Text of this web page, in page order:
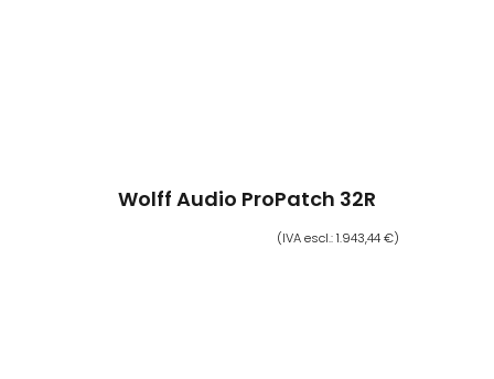
Wolff Audio ProPatch 32R
(IVA escl.:1.943,44€)